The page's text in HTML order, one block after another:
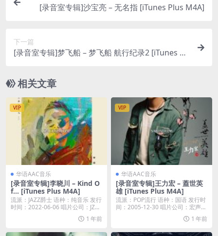
[录音室专辑]沙宝亮 – 无名指 [iTunes Plus M4A]
下一篇
[录音室专辑]梦飞船 – 梦飞船 航行纪录2 [iTunes Pl
相关文章
VIP
华语AAC音乐
[录音室专辑]李晓川 – Kind O
f… [iTunes Plus M4A]
流派：JAZZ爵士 语种：纯音乐 发行
时间：2022-06-06 唱片公司：JZ...
1 年前
VIP
华语AAC音乐
[录音室专辑]王力宏 – 蓋世英
雄 [iTunes Plus M4A]
流派：POP流行 语种：国语 发行时
间：2005-12-30 唱片公司：宏声音
1 年前